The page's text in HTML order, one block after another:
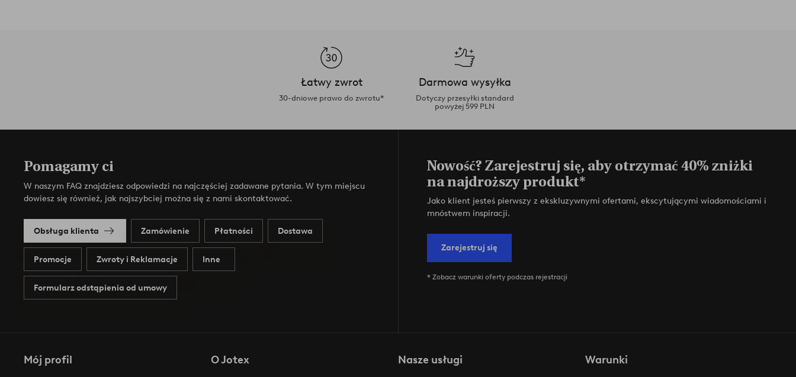
Łatwy zwrot
30-dniowe prawo do zwrotu*
Darmowa wysyłka
Dotyczy przesyłki standard
powyżej 599 PLN
Pomagamy ci
W naszym FAQ znajdziesz odpowiedzi na najczęściej zadawane pytania. W tym miejscu
dowiesz się również, jak najszybciej można się z nami skontaktować.
Obsługa klienta Zamówienie Płatności Dostawa
Promocje Zwroty i Reklamacje Inne
Formularz odstąpienia od umowy
Nowość? Zarejestruj się, aby otrzymać 40% zniżki
na najdroższy produkt*
Jako klient jesteś pierwszy z ekskluzywnymi ofertami, ekscytującymi wiadomościami i
mnóstwem inspiracji.
Zarejestruj się
* Zobacz warunki oferty podczas rejestracji
Mój profil O Jotex Nasze usługi Warunki